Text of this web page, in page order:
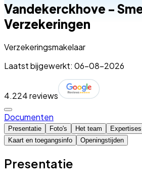
Vandekerckhove -
Verzekeringen
Verzekeringsmakelaar
Laatst bijgewerkt: 06-08-2026
4.224 reviews
Documenten
Presentatie Foto's Het team
Kaart en toegangsinfo
Openingstijden
Presentatie